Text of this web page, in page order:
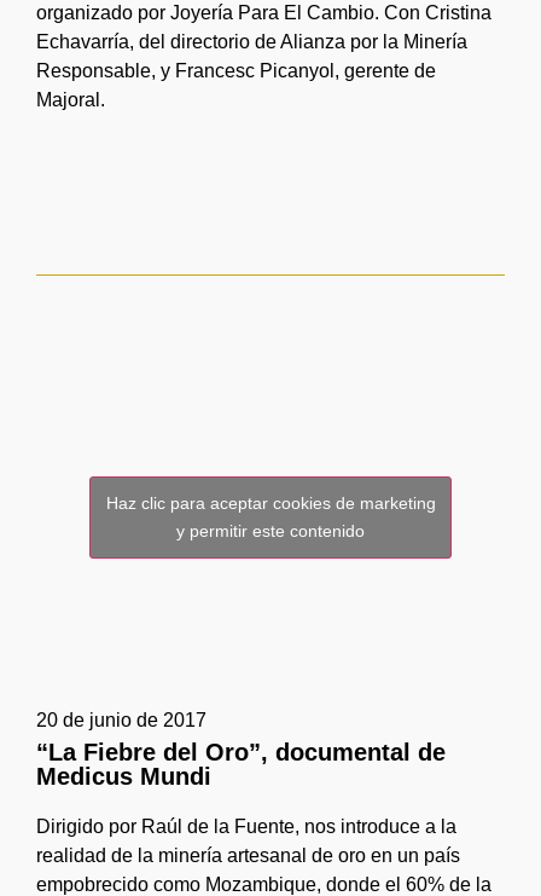
organizado por Joyería Para El Cambio. Con Cristina
Echavarría, del directorio de Alianza por la Minería
Responsable, y Francesc Picanyol, gerente de
Majoral.
Haz clic para aceptar cookies de marketing
y permitir este contenido
20 de junio de 2017
“La Fiebre del Oro”, documental de
Medicus Mundi
Dirigido por Raúl de la Fuente, nos introduce a la
realidad de la minería artesanal de oro en un país
empobrecido como Mozambique, donde el 60% de la